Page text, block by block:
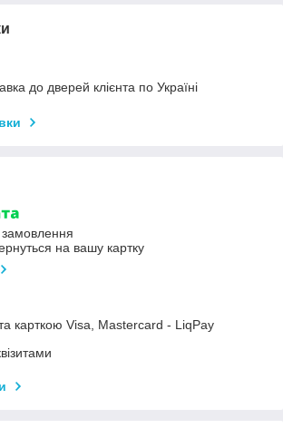
до дверей клієнта по Україні
на вашу картку
карткою Visa, Mastercard - LiqPay